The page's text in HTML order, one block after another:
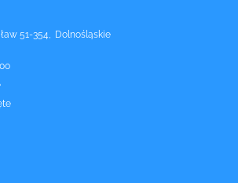
51-354, Dolnośląskie